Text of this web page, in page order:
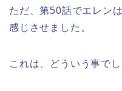
ただ、第50話でエレン
感じさせました。
これは、どういう事でし